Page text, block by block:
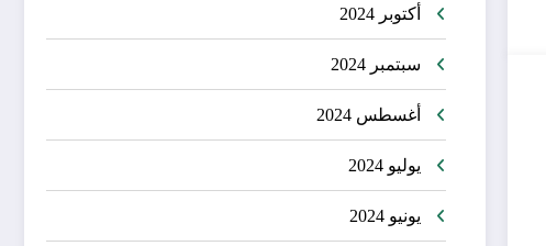
أكتوبر 2024
سبتمبر 2024
أغسطس 2024
يوليو 2024
يونيو 2024